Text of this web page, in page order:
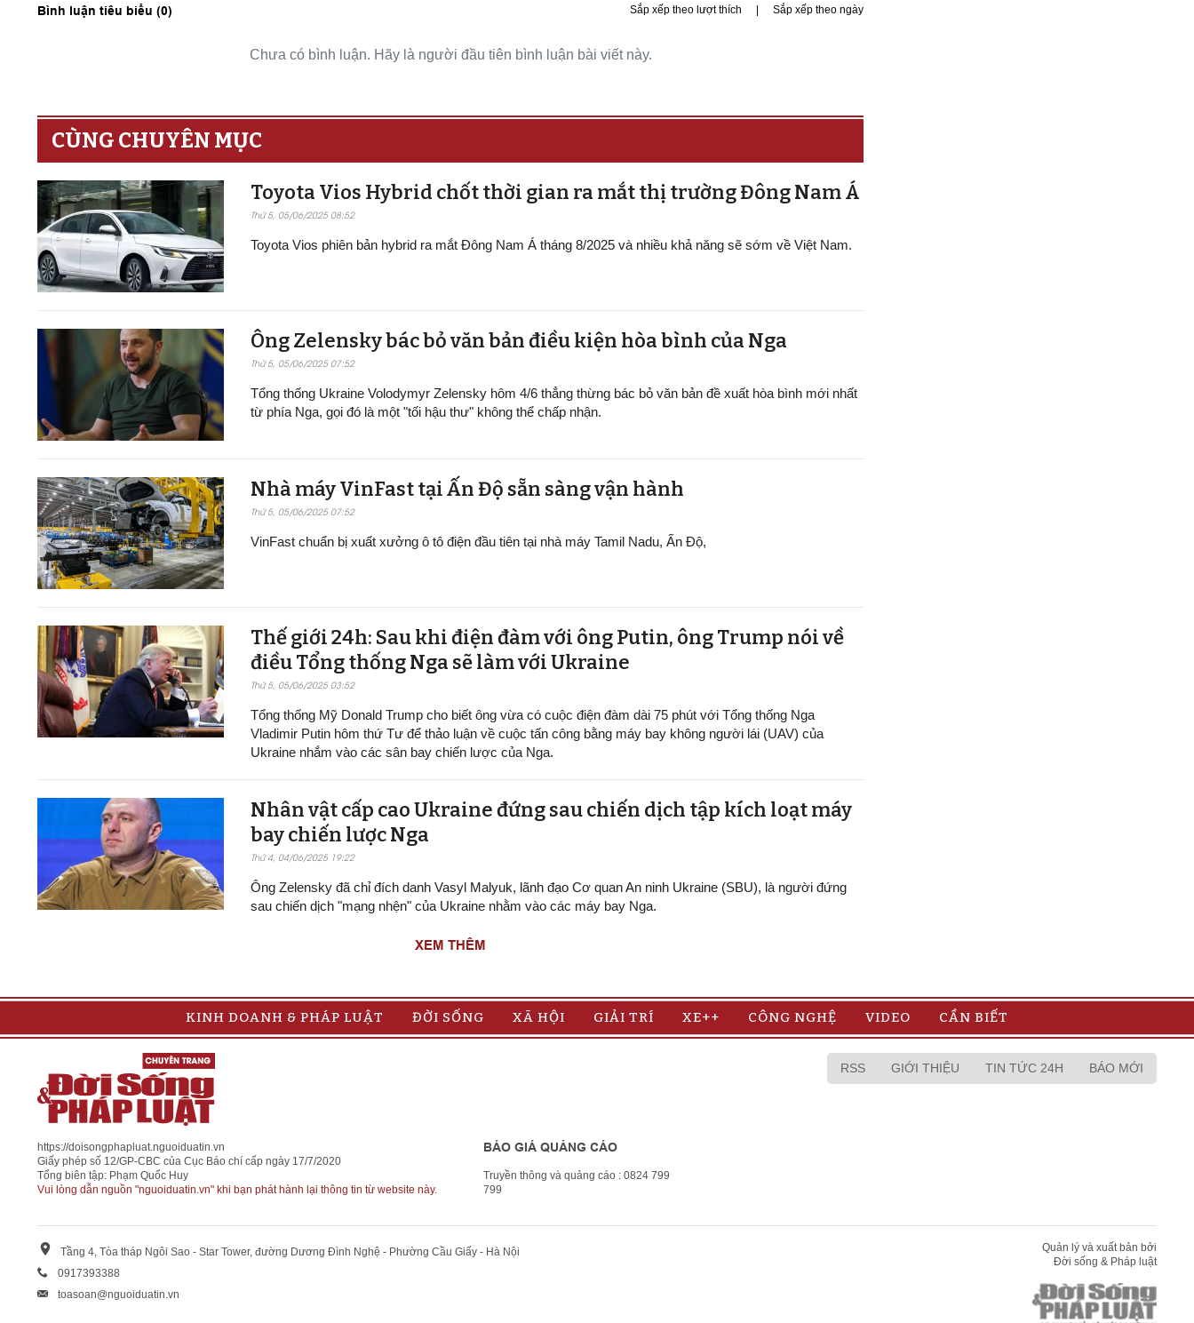
Bình luận tiêu biểu (0) Sắp xếp theo lượt thích Sắp xếp theo ngày
Chưa có bình luận. Hãy là người đầu tiên bình luận bài viết này.
CÙNG CHUYÊN MỤC
Toyota Vios Hybrid chốt thời gian ra mắt thị trường Đông Nam Á
Thứ 5, 05/06/2025 08:52
Toyota Vios phiên bản hybrid ra mắt Đông Nam Á tháng 8/2025 và nhiều khả năng sẽ sớm về Việt Nam.
Ông Zelensky bác bỏ văn bản điều kiện hòa bình của Nga
Thứ 5, 05/06/2025 07:52
Tổng thống Ukraine Volodymyr Zelensky hôm 4/6 thẳng thừng bác bỏ văn bản đề xuất hòa bình mới nhất
từ phía Nga, gọi đó là một "tối hậu thư" không thể chấp nhận.
Nhà máy VinFast tại Ấn Độ sẵn sàng v​​​​​​​ận hành
Thứ 5, 05/06/2025 07:52
VinFast chuẩn bị xuất xưởng ô tô điện đầu tiên tại nhà máy Tamil Nadu, Ấn Độ,
Thế giới 24h: Sau khi điện đàm với ông Putin, ông Trump nói về
điều Tổng thống Nga sẽ làm với Ukraine
Thứ 5, 05/06/2025 03:52
Tổng thống Mỹ Donald Trump cho biết ông vừa có cuộc điện đàm dài 75 phút với Tổng thống Nga
Vladimir Putin hôm thứ Tư để thảo luận về cuộc tấn công bằng máy bay không người lái (UAV) của
Ukraine nhắm vào các sân bay chiến lược của Nga.
Nhân vật cấp cao Ukraine đứng sau chiến dịch tập kích loạt máy
bay chiến lược Nga
Thứ 4, 04/06/2025 19:22
Ông Zelensky đã chỉ đích danh Vasyl Malyuk, lãnh đạo Cơ quan An ninh Ukraine (SBU), là người đứng
sau chiến dịch "mạng nhện" của Ukraine nhằm vào các máy bay Nga.
XEM THÊM
KINH DOANH & PHÁP LUẬT ĐỜI SỐNG XÃ HỘI GIẢI TRÍ XE++ CÔNG NGHỆ VIDEO CẦN BIẾT
https://doisongphapluat.nguoiduatin.vn
Giấy phép số 12/GP-CBC của Cục Báo chí cấp ngày 17/7/2020
Tổng biên tập: Phạm Quốc Huy
Vui lòng dẫn nguồn "nguoiduatin.vn" khi bạn phát hành lại thông tin từ website này.
BÁO GIÁ QUẢNG CÁO
Truyền thông và quảng cáo : 0824 799
799
RSS GIỚI THIỆU TIN TỨC 24H BÁO MỚI
Tầng 4, Tòa tháp Ngôi Sao - Star Tower, đường Dương Đình Nghệ - Phường Cầu Giấy - Hà Nội
0917393388
toasoan@nguoiduatin.vn
Quản lý và xuất bản bởi
Đời sống & Pháp luật